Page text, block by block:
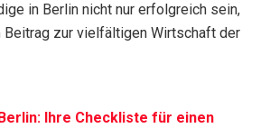
in Berlin nicht nur erfolgreich sein,
Beitrag zur vielfältigen Wirtschaft der
Ihre Checkliste für einen